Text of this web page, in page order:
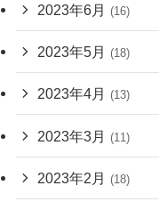
2023年6月 (16)
2023年5月 (18)
2023年4月 (13)
2023年3月 (11)
2023年2月 (18)